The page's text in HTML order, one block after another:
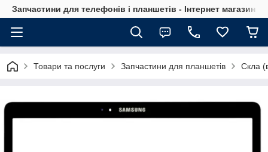
Запчастини для телефонів і планшетів - Інтернет магазин
Товари та послуги Запчастини для планшетів Скла